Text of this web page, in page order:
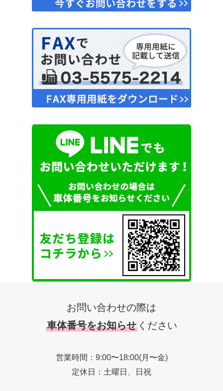
お問い合わせの際は
車体番号をお知らせ ください
営業時間：9:00〜18:00(月〜金)
定休日：土曜日、日祝